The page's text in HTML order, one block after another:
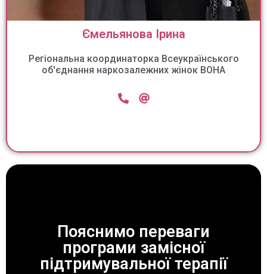
Ємельянова Ірина
Регіональна координаторка Всеукраїнського
об'єднання наркозалежних жінок ВОНА
Пояснимо переваги
програми замісної
підтримувальної терапії
ЗАВЖДИ ДОПОМОЖЕМО!